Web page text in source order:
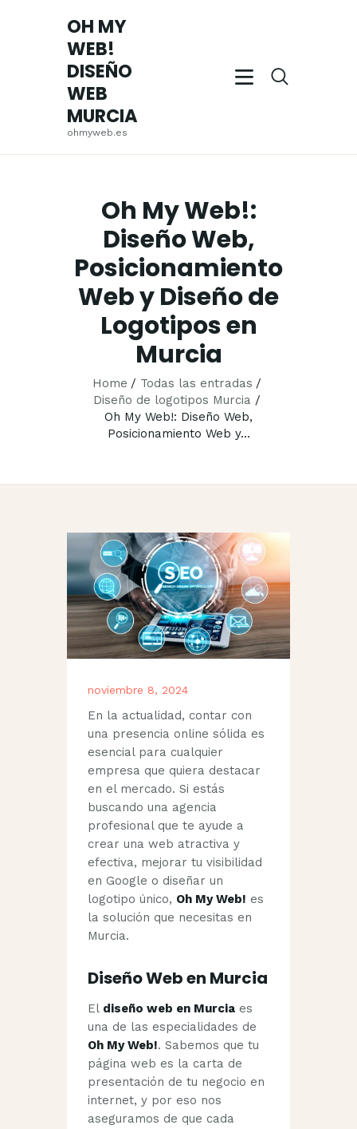
OH MY
WEB!
DISEÑO
WEB
MURCIA
ohmyweb.es
Oh My Web!:
Diseño Web,
Posicionamiento
Web y Diseño de
Logotipos en
Murcia
Home
Todas las entradas
Diseño de logotipos Murcia
Oh My Web!: Diseño Web,
Posicionamiento Web y...
OH MY WEB! DISEÑO WEB MURCIA
INICIO
REALIZADOS
BLOG
CONTACTO
noviembre 8, 2024
En la actualidad, contar con
una presencia online sólida es
esencial para cualquier
empresa que quiera destacar
en el mercado. Si estás
buscando una agencia
profesional que te ayude a
crear una web atractiva y
efectiva, mejorar tu visibilidad
en Google o diseñar un
logotipo único, Oh My Web! es
la solución que necesitas en
Murcia.
Diseño Web en Murcia
El diseño web en Murcia es
una de las especialidades de
Oh My Web!. Sabemos que tu
página web es la carta de
presentación de tu negocio en
internet, y por eso nos
aseguramos de que cada